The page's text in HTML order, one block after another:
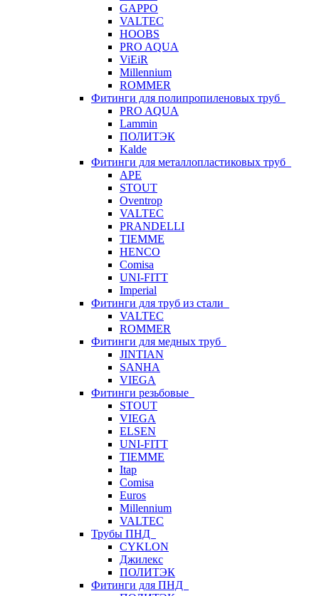
GAPPO
VALTEC
HOOBS
PRO AQUA
ViEiR
Millennium
ROMMER
Фитинги для полипропиленовых труб
PRO AQUA
Lammin
ПОЛИТЭК
Kalde
Фитинги для металлопластиковых труб
APE
STOUT
Oventrop
VALTEC
PRANDELLI
TIEMME
HENCO
Comisa
UNI-FITT
Imperial
Фитинги для труб из стали
VALTEC
ROMMER
Фитинги для медных труб
JINTIAN
SANHA
VIEGA
Фитинги резьбовые
STOUT
VIEGA
ELSEN
UNI-FITT
TIEMME
Itap
Comisa
Euros
Millennium
VALTEC
Трубы ПНД
CYKLON
Джилекс
ПОЛИТЭК
Фитинги для ПНД